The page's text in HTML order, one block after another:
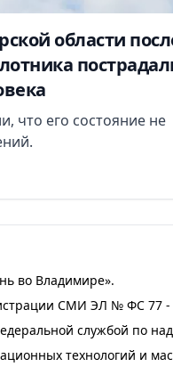
области
что его состояние не
во Владимире».
СМИ ЭЛ № ФС 77 -
службой по
технологий и